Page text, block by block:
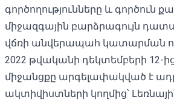
գործողությունները և գործուն
միջազգային բարձրագույն
վճռի անվերապահ կատարման
2022 թվականի դեկտեմբերի 12-
միջանցքը արգելափակված է
ակտիվիստների կողմից՝